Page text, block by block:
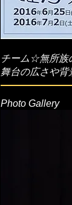
チーム☆無所族
舞台の広さや背
Photo Gallery